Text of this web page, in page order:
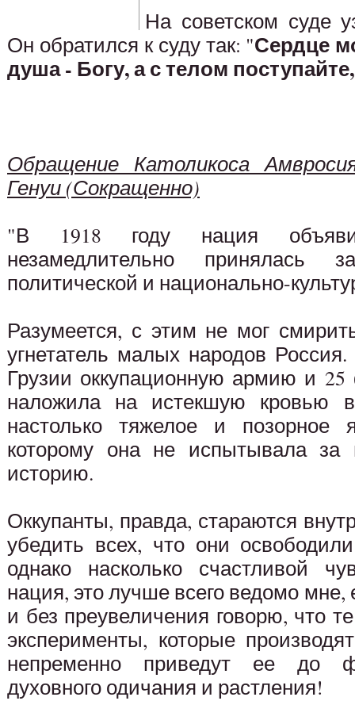
На советском суде
Он обратился к суду так: "Сердце
душа - Богу, а с телом
Обращение Католикоса
Генуи (Сокращенно)
"В 1918 году нация
незамедлительно принялась
политической и национально-
Разумеется, с этим не мог
угнетатель малых народов
Грузии оккупационную армию и 25
наложила на истекшую кровью
настолько тяжелое и позорное
которому она не испытывала за
историю.
Оккупанты, правда, стараются
убедить всех, что они
однако насколько счастливой
нация, это лучше всего ведомо
и без преувеличения говорю, что
эксперименты, которые
непременно приведут ее до
духовного одичания и растления!